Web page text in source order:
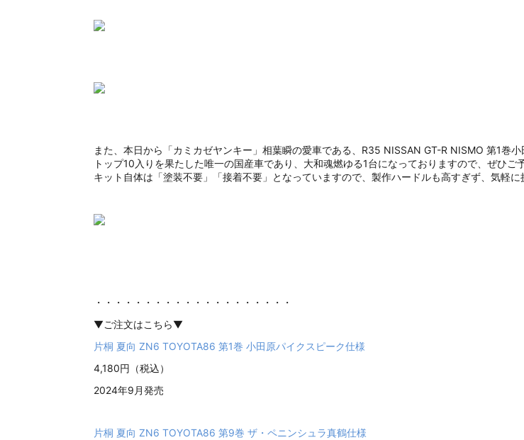
また、本日から「カミカゼヤンキー」相葉瞬の愛車である、R35 NISSAN GT-R NISMO 第1巻
トップ10入りを果たした唯一の国産車であり、大和魂燃ゆる1台になっておりますので、ぜひご
キット自体は「塗装不要」「接着不要」となっていますので、製作ハードルも高すぎず、気軽に
・・・・・・・・・・・・・・・・・・・・
▼ご注文はこちら▼
片桐 夏向 ZN6 TOYOTA86 第1巻 小田原パイクスピーク仕様
4,180円（税込）
2024年9月発売
片桐 夏向 ZN6 TOYOTA86 第9巻 ザ・ペニンシュラ真鶴仕様